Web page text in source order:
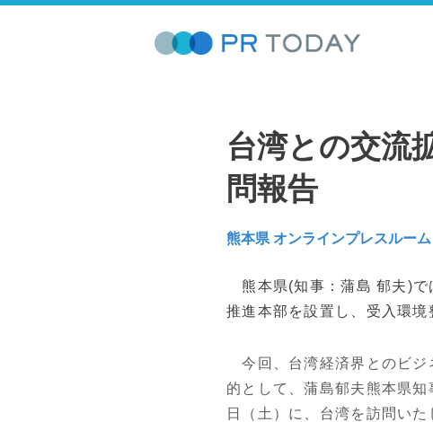
台湾との交流
問報告
熊本県 オンラインプレスルーム
熊本県(知事：蒲島 郁夫)で
推進本部を設置し、受入環境
今回、台湾経済界とのビジ
的として、蒲島郁夫熊本県
日（土）に、台湾を訪問い